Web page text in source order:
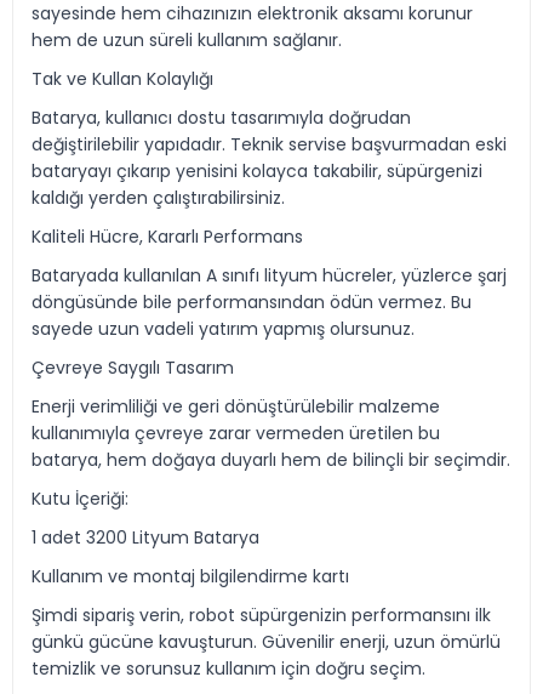
sayesinde hem cihazınızın elektronik aksamı korunur
hem de uzun süreli kullanım sağlanır.
Tak ve Kullan Kolaylığı
Batarya, kullanıcı dostu tasarımıyla doğrudan
değiştirilebilir yapıdadır. Teknik servise başvurmadan eski
bataryayı çıkarıp yenisini kolayca takabilir, süpürgenizi
kaldığı yerden çalıştırabilirsiniz.
Kaliteli Hücre, Kararlı Performans
Bataryada kullanılan A sınıfı lityum hücreler, yüzlerce şarj
döngüsünde bile performansından ödün vermez. Bu
sayede uzun vadeli yatırım yapmış olursunuz.
Çevreye Saygılı Tasarım
Enerji verimliliği ve geri dönüştürülebilir malzeme
kullanımıyla çevreye zarar vermeden üretilen bu
batarya, hem doğaya duyarlı hem de bilinçli bir seçimdir.
Kutu İçeriği:
1 adet 3200 Lityum Batarya
Kullanım ve montaj bilgilendirme kartı
Şimdi sipariş verin, robot süpürgenizin performansını ilk
günkü gücüne kavuşturun. Güvenilir enerji, uzun ömürlü
temizlik ve sorunsuz kullanım için doğru seçim.